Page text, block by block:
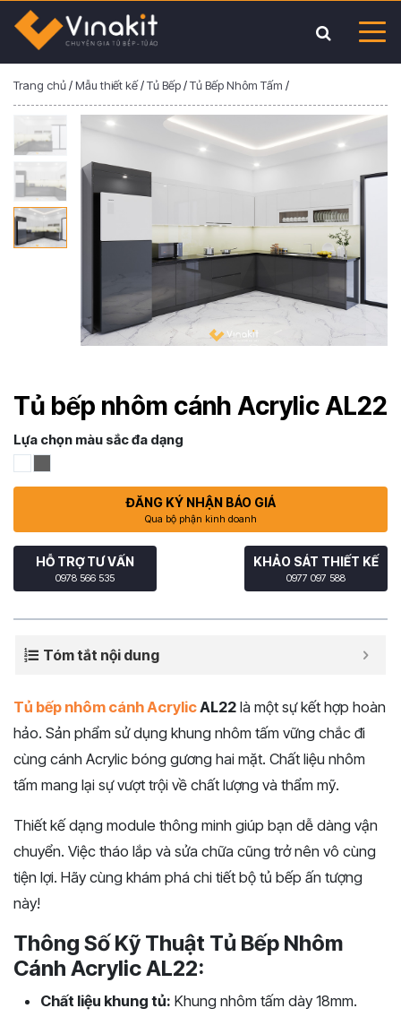
Trang chủ/Mẫu thiết kế/Tủ Bếp/Tủ Bếp Nhôm Tấm /
Tủ bếp nhôm cánh Acrylic AL22
Lựa chọn màu sắc đa dạng
ĐĂNG KÝ NHẬN BÁO GIÁ
Qua bộ phận kinh doanh
HỖ TRỢ TƯ VẤN
0978 566 535
KHẢO SÁT THIẾT KẾ
0977 097 588
Tóm tắt nội dung
Tủ bếp nhôm cánh AcrylicAL22 là một sự kết hợp hoàn
hảo. Sản phẩm sử dụng khung nhôm tấm vững chắc đi
cùng cánh Acrylic bóng gương hai mặt. Chất liệu nhôm
tấm mang lại sự vượt trội về chất lượng và thẩm mỹ.
Thiết kế dạng module thông minh giúp bạn dễ dàng vận
chuyển. Việc tháo lắp và sửa chữa cũng trở nên vô cùng
tiện lợi. Hãy cùng khám phá chi tiết bộ tủ bếp ấn tượng
này!
Thông Số Kỹ Thuật Tủ Bếp Nhôm
Cánh Acrylic AL22:
Chất liệu khung tủ: Khung nhôm tấm dày 18mm.